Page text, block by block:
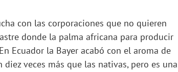
con las corporaciones que no quieren
donde la palma africana para producir
Ecuador la Bayer acabó con el aroma de
veces más que las nativas, pero es una